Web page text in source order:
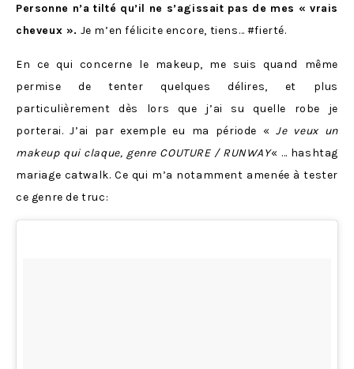
Personne n’a tilté qu’il ne s’agissait pas de mes « vrais
cheveux ». Je m’en félicite encore, tiens… #fierté.
En ce qui concerne le makeup, me suis quand même
permise de tenter quelques délires, et plus
particulièrement dès lors que j’ai su quelle robe je
porterai. J’ai par exemple eu ma période «Je veux un
makeup qui claque, genre COUTURE / RUNWAY« … hashtag
mariage catwalk. Ce qui m’a notamment amenée à tester
ce genre de truc: